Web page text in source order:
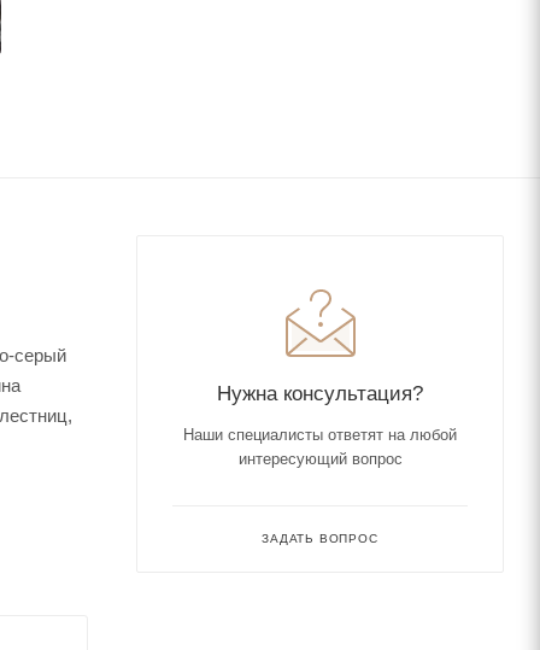
серый
Нужна консультация?
Наши специалисты ответят на любой
интересующий вопрос
ЗАДАТЬ ВОПРОС